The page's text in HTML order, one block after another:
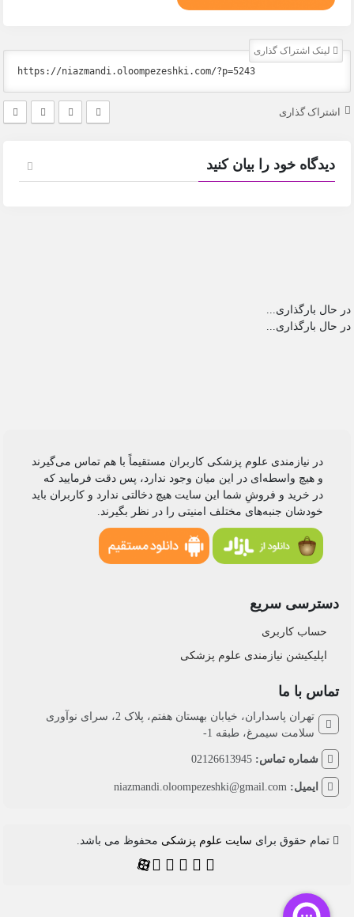
لینک اشتراک گذاری
اشتراک گذاری
دیدگاه خود را بیان کنید
در حال بارگذاری...
در حال بارگذاری...
در نیازمندی علوم پزشکی کاربران مستقیماً با هم تماس می‌گیرند
و هیچ واسطه‌ای در این میان وجود ندارد، پس دقت فرمایید که
در خرید و فروشِ شما این سایت هیچ دخالتی ندارد و کاربران باید
خودشان جنبه‌های مختلف امنیتی را در نظر بگیرند.
دسترسی سریع
حساب کاربری
اپلیکیشن نیازمندی علوم پزشکی
تماس با ما
تهران پاسداران، خیابان بهستان هفتم، پلاک 2، سرای نوآوری
سلامت سیمرغ، طبقه 1-
شماره تماس:02126613945
ایمیل: niazmandi.oloompezeshki@gmail.com
تمام حقوق برای سایت علوم پزشکی محفوظ می باشد.